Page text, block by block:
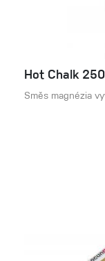
Hot Chalk
Směs magnézia